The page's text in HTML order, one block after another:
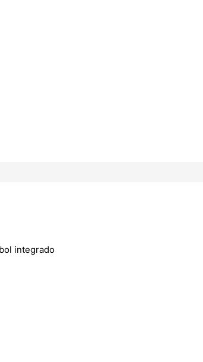
integrado